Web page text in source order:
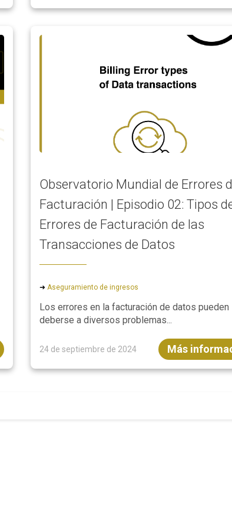
Observatorio Mundial de Errores
Facturación | Episodio 02: Tipos
Errores de Facturación de las
Transacciones de Datos
➜Aseguramiento de ingresos
Los errores en la facturación de datos pueden
deberse a diversos problemas...
24 de septiembre de 2024 Más